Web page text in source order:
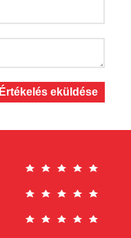
Értékelés eküldése